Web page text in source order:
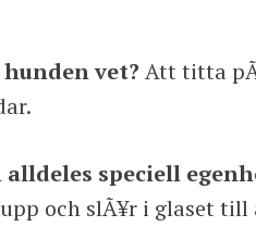
vet? Att titta
speciell
och slÃ¥r i glaset till